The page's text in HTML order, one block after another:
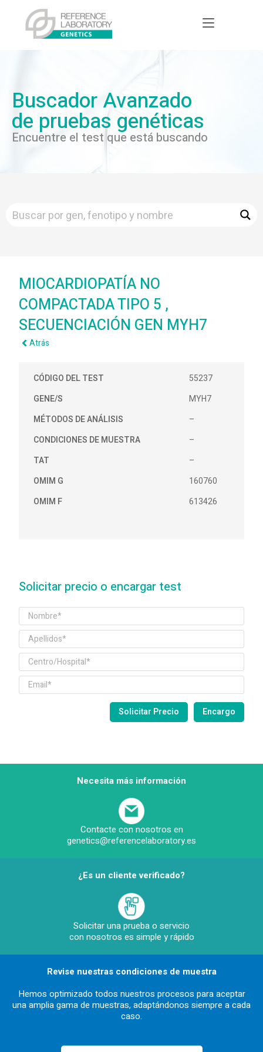
Buscador Avanzado
de pruebas genéticas
Encuentre el test que está buscando
MIOCARDIOPATÍA NO
COMPACTADA TIPO 5 ,
SECUENCIACIÓN GEN MYH7
Atrás
CÓDIGO DEL TEST
55237
GENE/S
MYH7
MÉTODOS DE ANÁLISIS
–
CONDICIONES DE MUESTRA
–
TAT
–
OMIM G
160760
OMIM F
613426
Solicitar precio o encargar test
Necesita más información
Contacte con nosotros en
genetics@referencelaboratory.es
¿Es un cliente verificado?
Solicitar una prueba o servicio
con nosotros es simple y rápido
Revise nuestras condiciones de muestra
Hemos optimizado todos nuestros procesos para aceptar
una amplia gama de muestras, adaptándonos siempre a cada
caso.